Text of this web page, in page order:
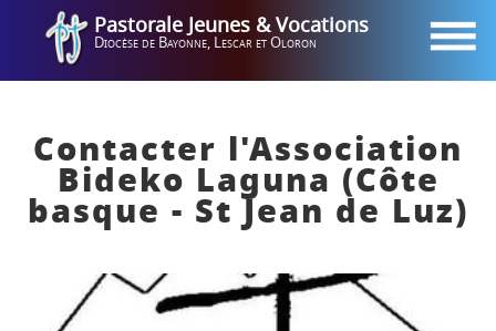
Pastorale
Jeunes &
Vocations
Diocèse de
X
Accueil Agenda
Téléphoner
Recherche Instagram
Pastorale Jeunes & Vocations
Diocèse de Bayonne, Lescar et Oloron
Contacter l'Association
Bideko Laguna (Côte
basque - St Jean de Luz)